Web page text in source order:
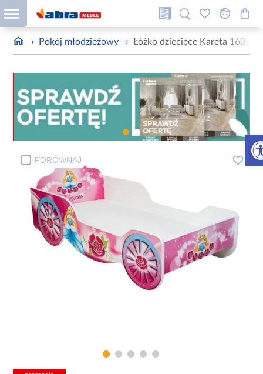
› Pokój młodzieżowy › Łóżko dziecięce Kareta 160x80
PORÓWNAJ